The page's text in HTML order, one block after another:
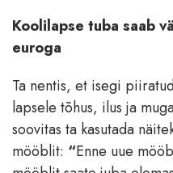
Koolilapse tuba saab
euroga
Ta nentis, et isegi
lapsele tõhus, ilus ja
soovitas ta kasutada
mööblit: “Enne uue